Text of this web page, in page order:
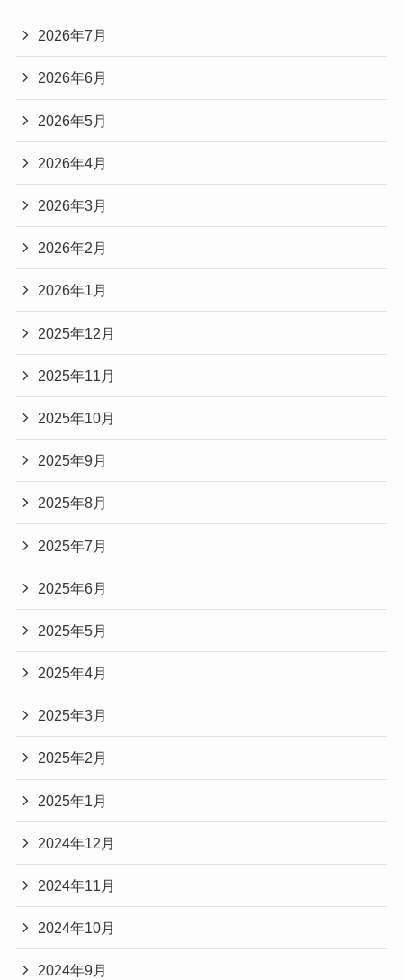
2026年7月
2026年6月
2026年5月
2026年4月
2026年3月
2026年2月
2026年1月
2025年12月
2025年11月
2025年10月
2025年9月
2025年8月
2025年7月
2025年6月
2025年5月
2025年4月
2025年3月
2025年2月
2025年1月
2024年12月
2024年11月
2024年10月
2024年9月